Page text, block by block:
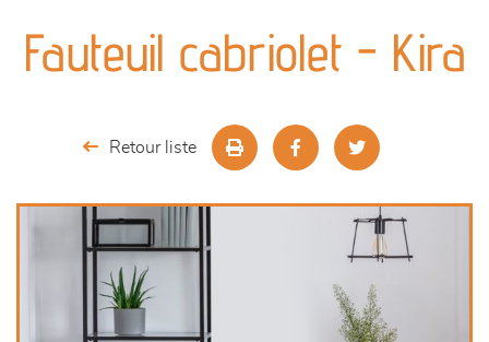
séjours
meubles de complément
décoration
Fauteuil cabriolet - Kira
Retour liste